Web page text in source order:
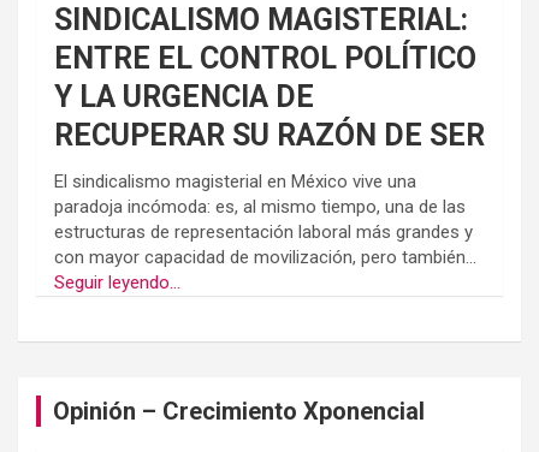
SINDICALISMO MAGISTERIAL:
ENTRE EL CONTROL POLÍTICO
Y LA URGENCIA DE
RECUPERAR SU RAZÓN DE SER
El sindicalismo magisterial en México vive una
paradoja incómoda: es, al mismo tiempo, una de las
estructuras de representación laboral más grandes y
con mayor capacidad de movilización, pero también...
Seguir leyendo...
Opinión – Crecimiento Xponencial